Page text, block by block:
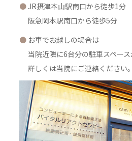
JR摂津本山駅南口から徒歩1分
阪急岡本駅南口から徒歩5分
お車でお越しの場合は
当院近隣に6台分の駐車スペース
詳しくは当院にご連絡ください。